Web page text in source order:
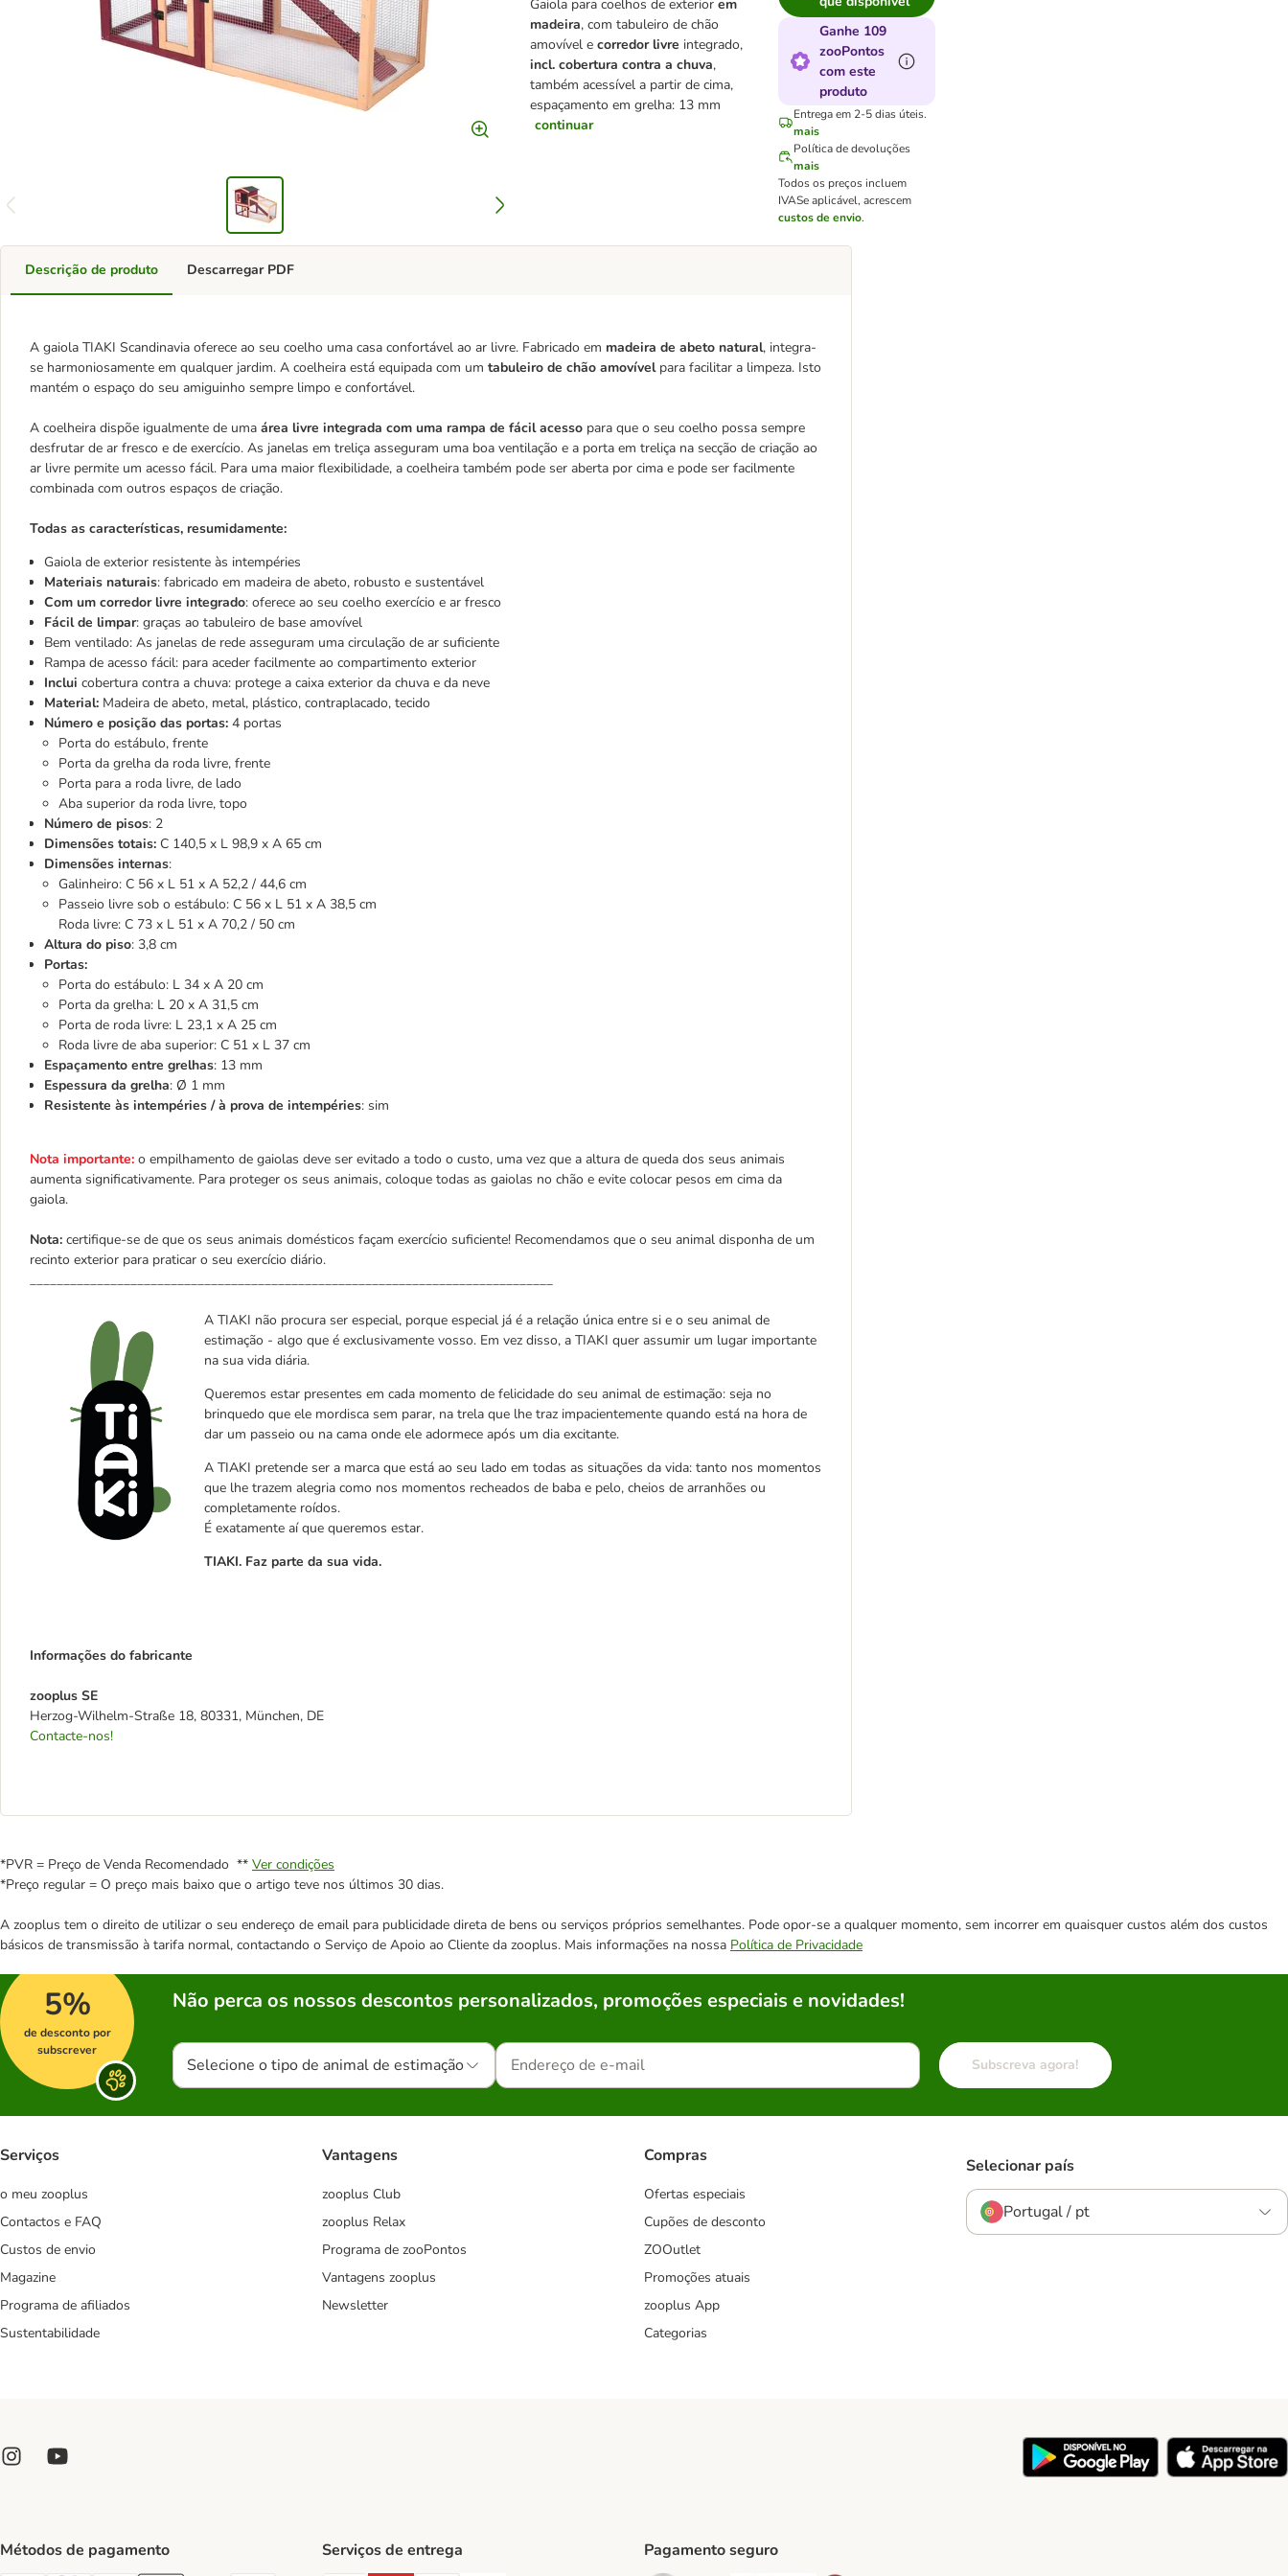
Gaiola para coelhos de exterior em
madeira, com tabuleiro de chão
amovível e corredor livre integrado,
incl. cobertura contra a chuva,
também acessível a partir de cima,
espaçamento em grelha: 13 mm
continuar
Ganhe 109
zooPontos
com este
produto
Entrega em 2-5 dias úteis.
mais
Política de devoluções
mais
Todos os preços incluem
IVASe aplicável, acrescem
custos de envio.
Descrição de produto
A gaiola TIAKI Scandinavia oferece ao seu coelho uma casa confortável ao ar livre. Fabricado em madeira de abeto natural, integra-
se harmoniosamente em qualquer jardim. A coelheira está equipada com um tabuleiro de chão amovívelpara facilitar a limpeza. Isto
mantém o espaço do seu amiguinho sempre limpo e confortável.
A coelheira dispõe igualmente de uma área livre integrada com uma rampa de fácil acesso para que o seu coelho possa sempre
desfrutar de ar fresco e de exercício. As janelas em treliça asseguram uma boa ventilação e a porta em treliça na secção de criação ao
ar livre permite um acesso fácil. Para uma maior flexibilidade, a coelheira também pode ser aberta por cima e pode ser facilmente
combinada com outros espaços de criação.
Todas as características, resumidamente:
Gaiola de exterior resistente às intempéries
Materiais naturais: fabricado em madeira de abeto, robusto e sustentável
Com um corredor livre integrado: oferece ao seu coelho exercício e ar fresco
Fácil de limpar: graças ao tabuleiro de base amovível
Bem ventilado: As janelas de rede asseguram uma circulação de ar suficiente
Rampa de acesso fácil: para aceder facilmente ao compartimento exterior
Inclui cobertura contra a chuva: protege a caixa exterior da chuva e da neve
Material: Madeira de abeto, metal, plástico, contraplacado, tecido
Número e posição das portas: 4 portas
Porta do estábulo, frente
Porta da grelha da roda livre, frente
Porta para a roda livre, de lado
Aba superior da roda livre, topo
Número de pisos: 2
Dimensões totais: C 140,5 x L 98,9 x A 65 cm
Dimensões internas:
Galinheiro: C 56 x L 51 x A 52,2 / 44,6 cm
Passeio livre sob o estábulo: C 56 x L 51 x A 38,5 cm
Roda livre: C 73 x L 51 x A 70,2 / 50 cm
Altura do piso: 3,8 cm
Portas:
Porta do estábulo: L 34 x A 20 cm
Porta da grelha: L 20 x A 31,5 cm
Porta de roda livre: L 23,1 x A 25 cm
Roda livre de aba superior: C 51 x L 37 cm
Espaçamento entre grelhas: 13 mm
Espessura da grelha: Ø 1 mm
Resistente às intempéries / à prova de intempéries: sim
Nota importante: o empilhamento de gaiolas deve ser evitado a todo o custo, uma vez que a altura de queda dos seus animais
aumenta significativamente. Para proteger os seus animais, coloque todas as gaiolas no chão e evite colocar pesos em cima da
gaiola.
Nota: certifique-se de que os seus animais domésticos façam exercício suficiente! Recomendamos que o seu animal disponha de um
recinto exterior para praticar o seu exercício diário.
______________________________________________________________________________
A TIAKI não procura ser especial, porque especial já é a relação única entre si e o seu animal de
estimação - algo que é exclusivamente vosso. Em vez disso, a TIAKI quer assumir um lugar importante
na sua vida diária.
Queremos estar presentes em cada momento de felicidade do seu animal de estimação: seja no
brinquedo que ele mordisca sem parar, na trela que lhe traz impacientemente quando está na hora de
dar um passeio ou na cama onde ele adormece após um dia excitante.
A TIAKI pretende ser a marca que está ao seu lado em todas as situações da vida: tanto nos momentos
que lhe trazem alegria como nos momentos recheados de baba e pelo, cheios de arranhões ou
completamente roídos.
É exatamente aí que queremos estar.
TIAKI. Faz parte da sua vida.
Informações do fabricante
zooplus SE
Herzog-Wilhelm-Straße 18, 80331, München, DE
Contacte-nos!
Descarregar PDF
*PVR = Preço de Venda Recomendado ** Ver condições
*Preço regular = O preço mais baixo que o artigo teve nos últimos 30 dias.
A zooplus tem o direito de utilizar o seu endereço de email para publicidade direta de bens ou serviços próprios semelhantes. Pode opor-se a qualquer momento, sem incorrer em quaisquer custos além dos custos
básicos de transmissão à tarifa normal, contactando o Serviço de Apoio ao Cliente da zooplus. Mais informações na nossa Política de Privacidade
5%
de desconto por
subscrever
Não perca os nossos descontos personalizados, promoções especiais e novidades!
Selecione o tipo de animal de estimação Subscreva agora!
Serviços
o meu zooplus
Contactos e FAQ
Custos de envio
Magazine
Programa de afiliados
Sustentabilidade
Vantagens
zooplus Club
zooplus Relax
Programa de zooPontos
Vantagens zooplus
Newsletter
Compras
Ofertas especiais
Cupões de desconto
ZOOutlet
Promoções atuais
zooplus App
Categorias
Selecionar país
Portugal / pt
Métodos de pagamento Serviços de entrega Pagamento seguro